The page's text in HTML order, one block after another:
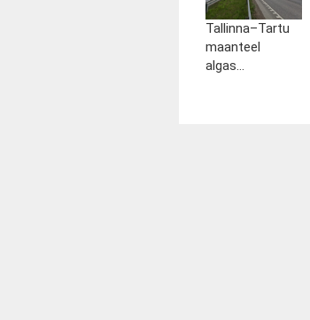
Tallinna–Tartu
maanteel
algas...